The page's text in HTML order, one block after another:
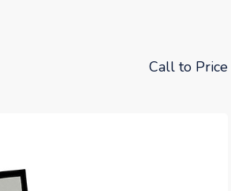
Call to Price